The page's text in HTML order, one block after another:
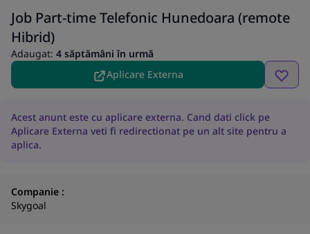
Job Part-time Telefonic Hunedoara (remote
Hibrid)
Adaugat: 4 săptămâni în urmă
Aplicare Externa
Acest anunt este cu aplicare externa. Cand dati click pe
Aplicare Externa veti fi redirectionat pe un alt site pentru a
aplica.
Companie :
Skygoal